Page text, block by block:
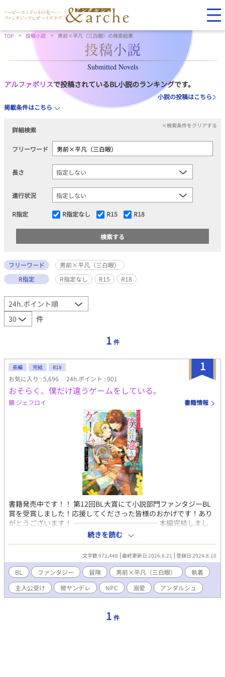
TOP 投稿小説 男前×平凡（三白眼）の検索結果
Submitted Novels
アルファポリスで投稿されているBL小説のランキングです。
小説の投稿はこちら
掲載条件はこちら
詳細検索
×検索条件をクリアする
フリーワード
長さ
進行状況
R指定 R指定なし R15 R18
フリーワード
男前×平凡（三白眼）
R指定
R指定なし R15 R18
件
1 件
1
長編 完結 R18
お気に入り : 5,696 24h.ポイント : 901
おそらく、僕だけ違うゲームをしている。
鵩 ジェフロイ 書籍情報
書籍発売中です！！ 第12回BL大賞にて小説部門ファンタジーBL
賞を受賞しました！応援してくださった皆様のおかげです！あり
がとうございます！ ──────────── 本編完結しまし
た！番外編更新予定です。 -- ほとんどの社会活動を仮想空間で行
うようになった現在。誰もが夢に見た「本物のような異世界」と
言っても過言ではないリアリティを持った新作VRMMORPG『Arca
Storia（アルカストーリア）』通称アルストがリリースされた。
読書中毒の遠野嗣治はこのゲームの宣伝を見て考えた。「そんな
に作り込まれているなら独自の歴史、文化から生まれた本を読み
まくれるのでは…？」と。モンスターとバトルをするでもなく、
町から町へ渡り歩くような冒険をガン無視して最初の町のギルド
するNPC達。爆笑しながら見守るサポートAI。 ゲームの世界で好
続きを読む
文字数 972,448 最終更新日 2026.6.21 登録日 2024.8.10
BL ファンタジー 冒険 男前×平凡（三白眼）
執着
主人公受け
微ヤンデレ NPC 溺愛 アンダルシュ
1 件